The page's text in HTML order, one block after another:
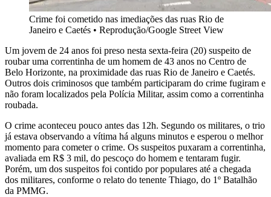
Crime foi cometido nas imediações das ruas Rio de
Janeiro e Caetés • Reprodução/Google Street View
Um jovem de 24 anos foi preso nesta sexta-feira (20) suspeito de
roubar uma correntinha de um homem de 43 anos no Centro de
Belo Horizonte, na proximidade das ruas Rio de Janeiro e Caetés.
Outros dois criminosos que também participaram do crime fugiram e
não foram localizados pela Polícia Militar, assim como a correntinha
roubada.
O crime aconteceu pouco antes das 12h. Segundo os militares, o trio
já estava observando a vítima há alguns minutos e esperou o melhor
momento para cometer o crime. Os suspeitos puxaram a correntinha,
avaliada em R$ 3 mil, do pescoço do homem e tentaram fugir.
Porém, um dos suspeitos foi contido por populares até a chegada
dos militares, conforme o relato do tenente Thiago, do 1º Batalhão
da PMMG.